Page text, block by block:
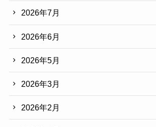
2026年7月
2026年6月
2026年5月
2026年3月
2026年2月